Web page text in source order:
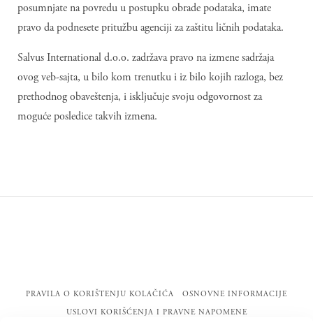
posumnjate na povredu u postupku obrade podataka, imate
pravo da podnesete pritužbu agenciji za zaštitu ličnih podataka.
Salvus International d.o.o. zadržava pravo na izmene sadržaja
ovog veb-sajta, u bilo kom trenutku i iz bilo kojih razloga, bez
prethodnog obaveštenja, i isključuje svoju odgovornost za
moguće posledice takvih izmena.
PRAVILA O KORIŠTENJU KOLAČIĆA
OSNOVNE INFORMACIJE
USLOVI KORIŠĆENJA I PRAVNE NAPOMENE